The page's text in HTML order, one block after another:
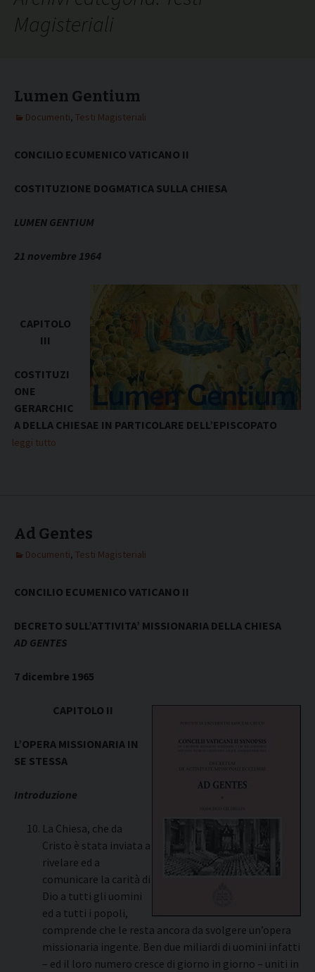
Magisteriali
Lumen Gentium
Documenti, Testi Magisteriali
CONCILIO ECUMENICO VATICANO II
COSTITUZIONE DOGMATICA SULLA CHIESA
LUMEN GENTIUM
21 novembre 1964
CAPITOLO
III
COSTITUZI
ONE
GERARCHIC
A DELLA CHIESAE IN PARTICOLARE DELL’EPISCOPATO
leggi tutto
Ad Gentes
Documenti, Testi Magisteriali
CONCILIO ECUMENICO VATICANO II
DECRETO SULL’ATTIVITA’ MISSIONARIA DELLA CHIESA
AD GENTES
7 dicembre 1965
CAPITOLO II
L’OPERA MISSIONARIA IN
SE STESSA
Introduzione
La Chiesa, che da
Cristo è stata inviata a
rivelare ed a
comunicare la carità di
Dio a tutti gli uomini
ed a tutti i popoli,
comprende che le resta ancora da svolgere un’opera
missionaria ingente. Ben due miliardi di uomini infatti
– ed il loro numero cresce di giorno in giorno – uniti in